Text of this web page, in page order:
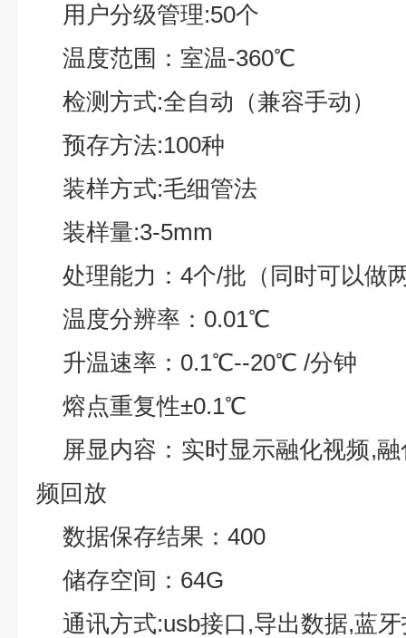
用户分级管理:50个
温度范围：室温-360℃
检测方式:全自动（兼容手动）
预存方法:100种
装样方式:毛细管法
装样量:3-5mm
处理能力： 4个/批（同时可以做
温度分辨率： 0.01℃
升温速率： 0.1℃--20℃ /分钟
熔点重复性±0.1℃
屏显内容 ： 实时显示融化视频,融
频回放
数据保存结果： 400
储存空间 ： 64G
通讯方式:usb接口 ,导出数据,蓝